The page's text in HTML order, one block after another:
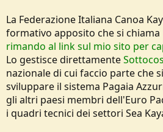
La Federazione Italiana Canoa
formativo apposito che si chiama
rimando al link sul mio sito per
Lo gestisce direttamente
nazionale di cui faccio parte che
sviluppare il sistema Pagaia
gli altri paesi membri dell'Euro
i quadri tecnici dei settori Sea